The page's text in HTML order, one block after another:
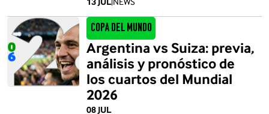
Copa del Mundo
08 JUL
Argentina vs Suiza: previa,
análisis y pronóstico de
los cuartos del Mundial
2026